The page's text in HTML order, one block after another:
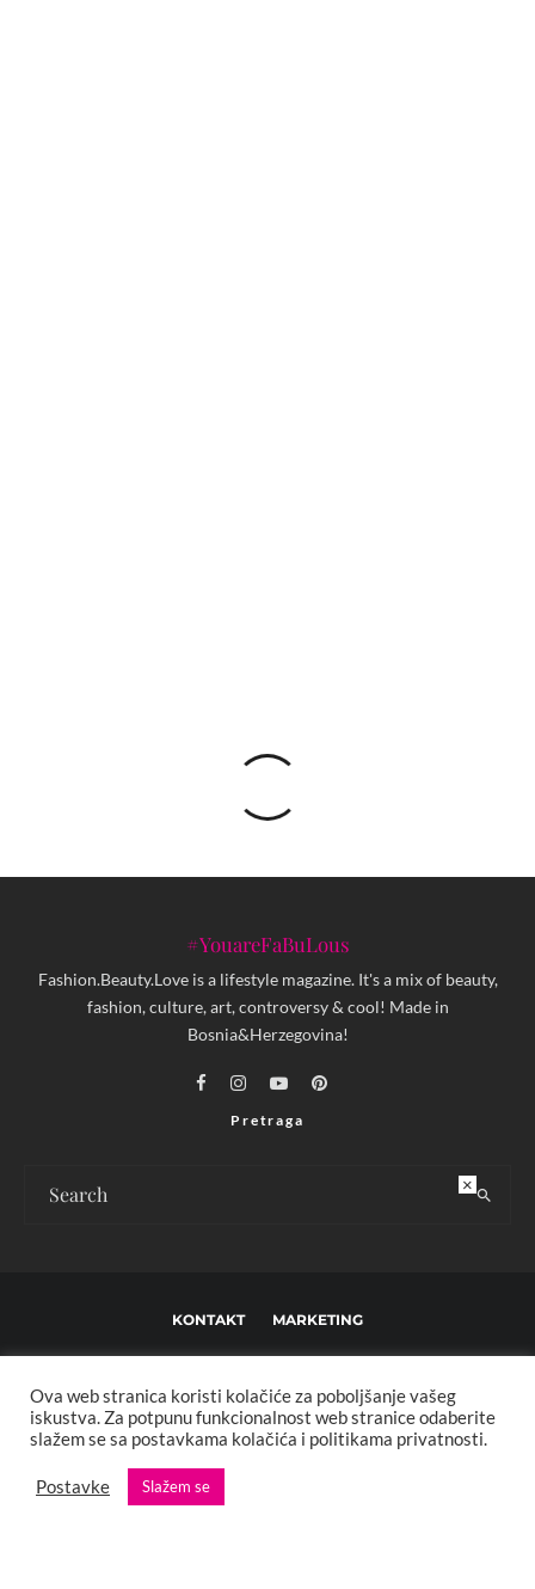
#YouareFaBuLous
Fashion.Beauty.Love is a lifestyle magazine. It's a mix of beauty,
fashion, culture, art, controversy & cool! Made in
Bosnia&Herzegovina!
Pretraga
KONTAKT MARKETING
IMPRESSUM O NAMA
Copyright © 2013 - 2025 FBL creative. Sva prava zadržana. Developed by:
XStreamThemes
Ova web stranica koristi kolačiće za poboljšanje vašeg
iskustva. Za potpunu funkcionalnost web stranice odaberite
slažem se sa postavkama kolačića i politikama privatnosti.
Postavke Slažem se
×